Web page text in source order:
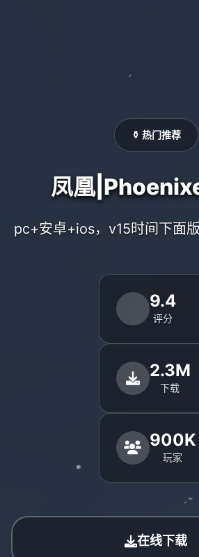
⚱️ 热门推荐
凤凰
pc+安卓+ios，v15时间下面
9.4
评分
2.3M
下载
900K
玩家
在线下载